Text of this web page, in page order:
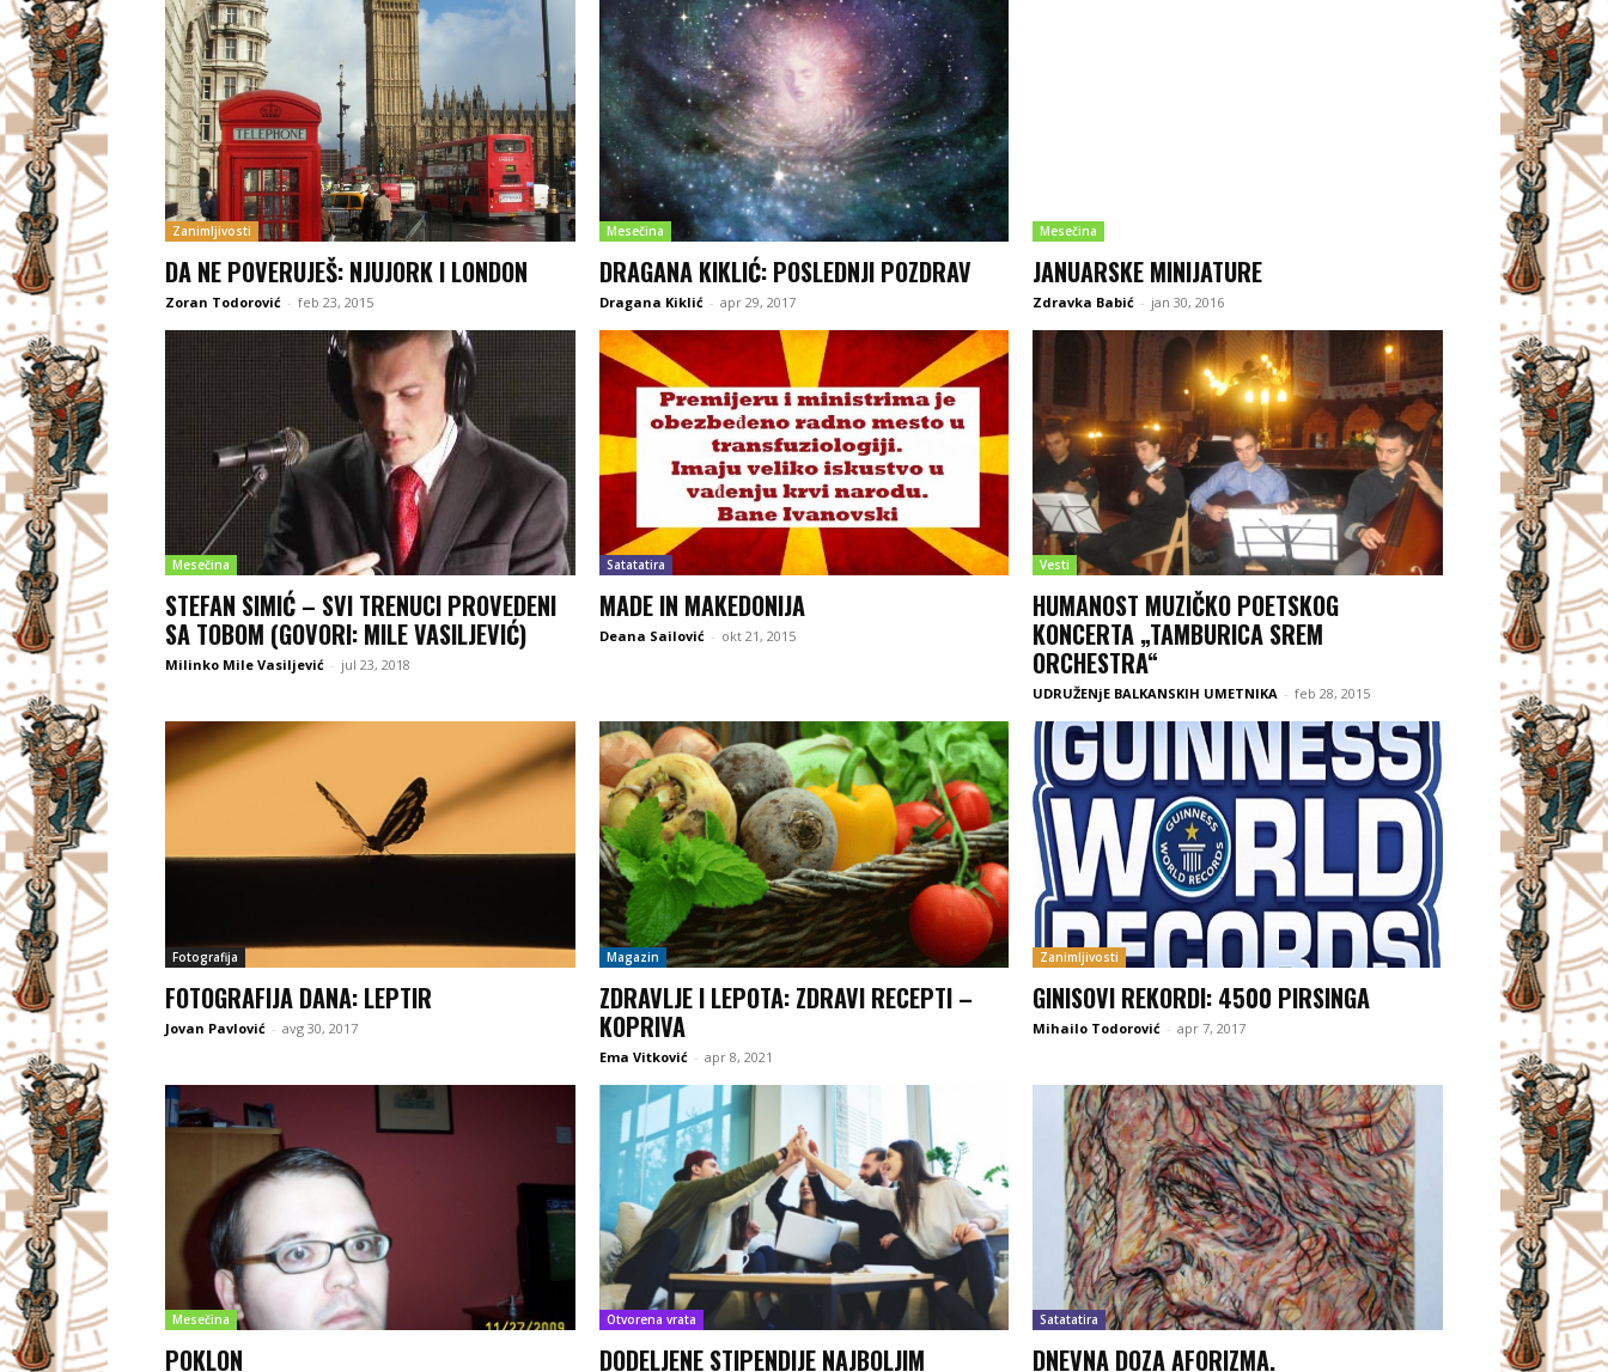
Zanimljivosti
DA NE POVERUJEŠ: NJUJORK I LONDON
Zoran Todorović - feb 23, 2015
Mesečina
DRAGANA KIKLIĆ: POSLEDNJI POZDRAV
Dragana Kiklić - apr 29, 2017
Mesečina
JANUARSKE MINIJATURE
Zdravka Babić - jan 30, 2016
Mesečina
STEFAN SIMIĆ – SVI TRENUCI PROVEDENI
SA TOBOM (GOVORI: MILE VASILJEVIĆ)
Milinko Mile Vasiljević - jul 23, 2018
Satatatira
MADE IN MAKEDONIJA
Deana Sailović - okt 21, 2015
Vesti
HUMANOST MUZIČKO POETSKOG
KONCERTA „TAMBURICA SREM
ORCHESTRA“
UDRUŽENjE BALKANSKIH UMETNIKA - feb 28, 2015
Fotografija
FOTOGRAFIJA DANA: LEPTIR
Jovan Pavlović - avg 30, 2017
Magazin
ZDRAVLJE I LEPOTA: ZDRAVI RECEPTI –
KOPRIVA
Ema Vitković - apr 8, 2021
Zanimljivosti
GINISOVI REKORDI: 4500 PIRSINGA
Mihailo Todorović - apr 7, 2017
Mesečina
POKLON
Otvorena vrata
DODELJENE STIPENDIJE NAJBOLJIM
Satatatira
DNEVNA DOZA AFORIZMA.